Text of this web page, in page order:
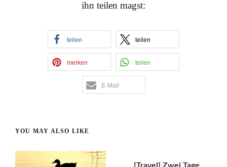
ihn teilen magst:
teilen teilen
merken teilen
E-Mail
YOU MAY ALSO LIKE